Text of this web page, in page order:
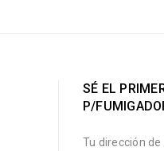
SÉ EL
P/
Tu dirección